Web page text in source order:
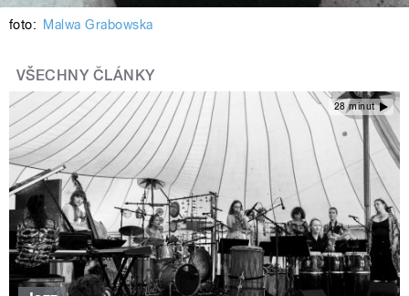
foto: Malwa Grabowska
VŠECHNY ČLÁNKY
28 minut